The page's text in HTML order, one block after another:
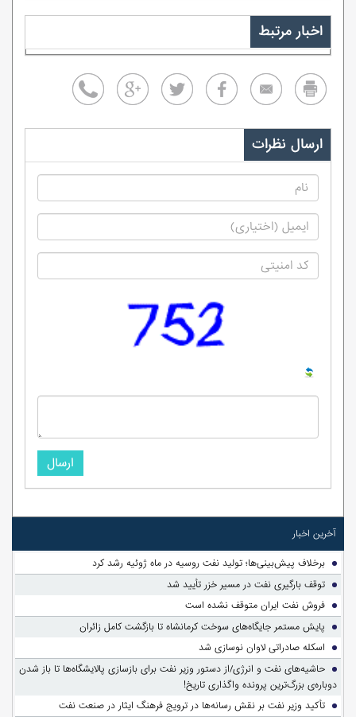
اخبار مرتبط
ارسال نظرات
ارسال
آخرین اخبار
برخلاف پیش‌بینی‌ها؛ تولید نفت روسیه در ماه ژوئیه رشد کرد
توقف بارگیری نفت در مسیر خزر تأیید شد
فروش نفت ایران متوقف نشده است
پایش مستمر جایگاه‌های سوخت کرمانشاه تا بازگشت کامل زائران
اسکله صادراتی لاوان نوسازی شد
حاشیه‌های نفت و انرژی/از دستور وزیر نفت برای بازسازی پالایشگاه‌ها تا باز شدن
دوباره‌ی بزرگ‌ترین پرونده واگذاری تاریخ!
تأکید وزیر نفت بر نقش رسانه‌ها در ترویج فرهنگ ایثار در صنعت نفت